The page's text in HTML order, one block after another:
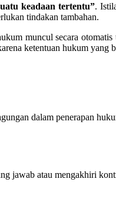
keadaan tertentu”.
tindakan tambahan.
muncul secara
ketentuan hukum yang
dalam penerapan
jawab atau mengakhiri